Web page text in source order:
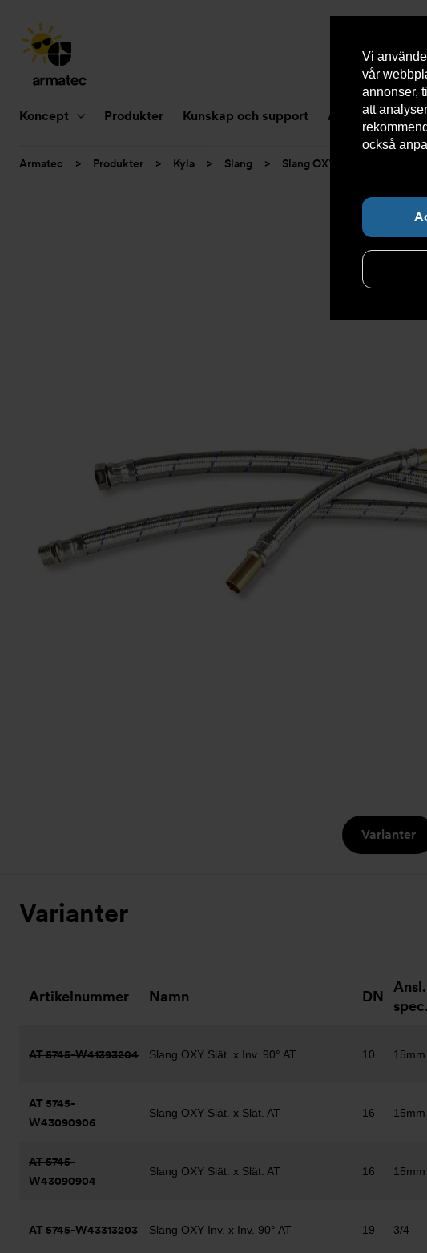
Vi
vår
annonser,
att
också
Koncept Produkter Kunskap och support Aktuellt Om
Du
Armatec > Produkter > Kyla > Slang > Slang OXY
Varianter
Varianter
Artikelnummer Namn DN
Ansl.
spec.
AT 5745-W41393204 Slang OXY Slät. x Inv. 90° AT 10 15mm
AT 5745-
W43090906
Slang OXY Slät. x Slät. AT 16 15mm
AT 5745-
W43090904
Slang OXY Slät. x Slät. AT 16 15mm
AT 5745-W43313203 Slang OXY Inv. x Inv. 90° AT 19 3/4